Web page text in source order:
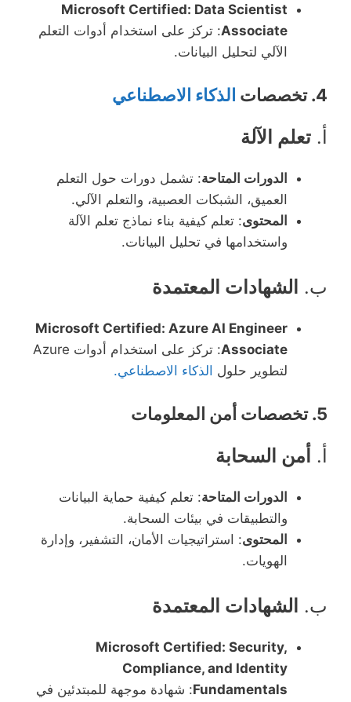
Microsoft Certified: Data Scientist
Associate: تركز على استخدام أدوات التعلم
الآلي لتحليل البيانات.
4. تخصصات الذكاء الاصطناعي
أ. تعلم الآلة
الدورات المتاحة: تشمل دورات حول التعلم
العميق، الشبكات العصبية، والتعلم الآلي.
المحتوى: تعلم كيفية بناء نماذج تعلم الآلة
واستخدامها في تحليل البيانات.
ب. الشهادات المعتمدة
Microsoft Certified: Azure AI Engineer
Associate
: تركز على استخدام أدوات Azure
لتطوير حلول الذكاء الاصطناعي.
5. تخصصات أمن المعلومات
أ. أمن السحابة
الدورات المتاحة: تعلم كيفية حماية البيانات
والتطبيقات في بيئات السحابة.
المحتوى: استراتيجيات الأمان، التشفير، وإدارة
الهويات.
ب. الشهادات المعتمدة
Microsoft Certified: Security,
Compliance, and Identity
Fundamentals: شهادة موجهة للمبتدئين في